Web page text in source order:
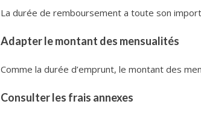
La durée de remboursement a toute son
Adapter le montant des mensualités
Comme la durée d’emprunt, le montant des
Consulter les frais annexes